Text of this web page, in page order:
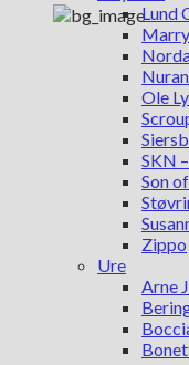
Lund
Nuran
Ole
SKN
Son
Zippo
Ure
Arne